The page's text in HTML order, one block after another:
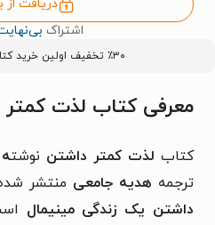
دریافت از
اشتراک
٪۳۰ تخفیف اولین خرید کتاب با کد
معرفی کتاب لذت
کتابلذت کمتر داشتن نوشت
ترجمه هدیه جامعی منتشر
داشتن یک زندگی مینیمال